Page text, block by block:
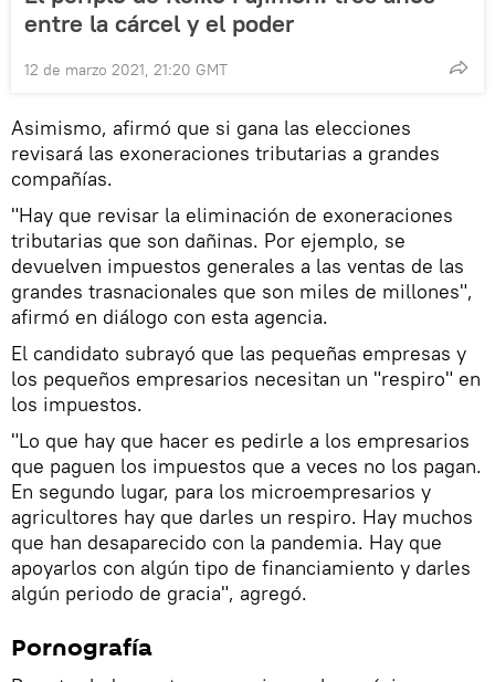
entre la cárcel y el poder
12 de marzo 2021, 21:20 GMT
Asimismo, afirmó que si gana las elecciones
revisará las exoneraciones tributarias a grandes
compañías.
"Hay que revisar la eliminación de exoneraciones
tributarias que son dañinas. Por ejemplo, se
devuelven impuestos generales a las ventas de las
grandes trasnacionales que son miles de millones",
afirmó en diálogo con esta agencia.
El candidato subrayó que las pequeñas empresas y
los pequeños empresarios necesitan un "respiro" en
los impuestos.
"Lo que hay que hacer es pedirle a los empresarios
que paguen los impuestos que a veces no los pagan.
En segundo lugar, para los microempresarios y
agricultores hay que darles un respiro. Hay muchos
que han desaparecido con la pandemia. Hay que
apoyarlos con algún tipo de financiamiento y darles
algún periodo de gracia", agregó.
Pornografía